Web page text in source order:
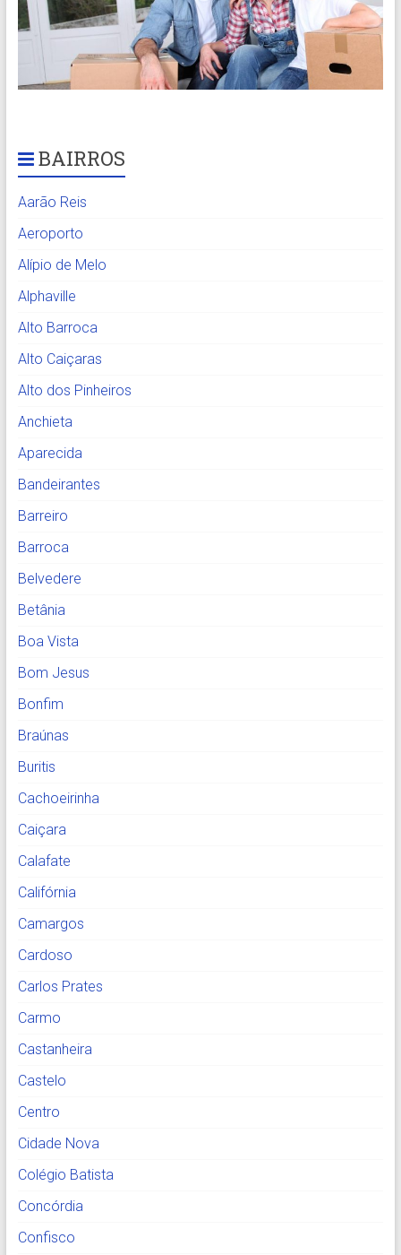
BAIRROS
Aarão Reis
Aeroporto
Alípio de Melo
Alphaville
Alto Barroca
Alto Caiçaras
Alto dos Pinheiros
Anchieta
Aparecida
Bandeirantes
Barreiro
Barroca
Belvedere
Betânia
Boa Vista
Bom Jesus
Bonfim
Braúnas
Buritis
Cachoeirinha
Caiçara
Calafate
Califórnia
Camargos
Cardoso
Carlos Prates
Carmo
Castanheira
Castelo
Centro
Cidade Nova
Colégio Batista
Concórdia
Confisco